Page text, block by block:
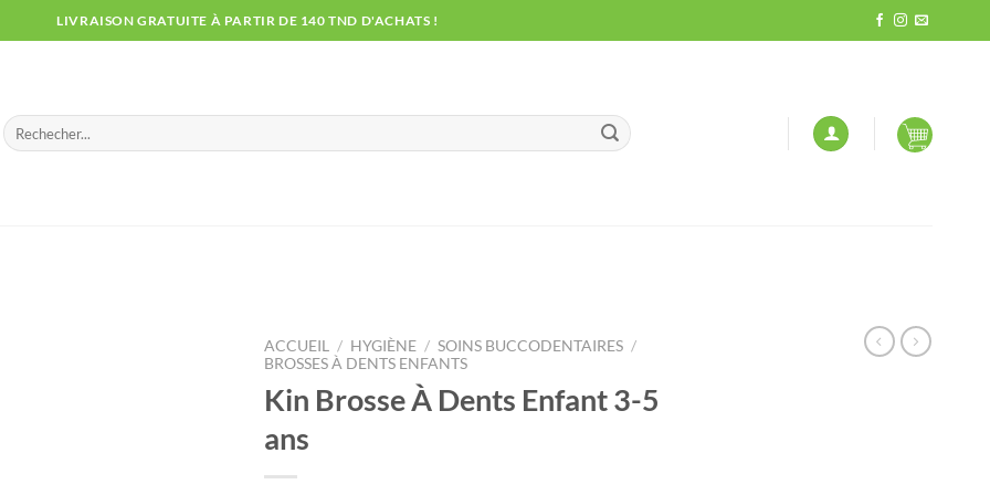
LIVRAISON GRATUITE À PARTIR DE 140 TND D'ACHATS !
Recherche
pour :
ACCUEIL / HYGIÈNE / SOINS BUCCODENTAIRES /
BROSSES À DENTS ENFANTS
Kin Brosse À Dents Enfant 3-5
ans